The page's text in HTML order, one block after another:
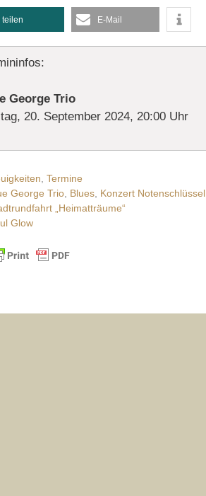
teilen E-Mail
George Trio
20. September 2024, 20:00 Uhr
Termine
George Trio, Blues, Konzert Notenschlüssel,
„Heimatträume“
Glow